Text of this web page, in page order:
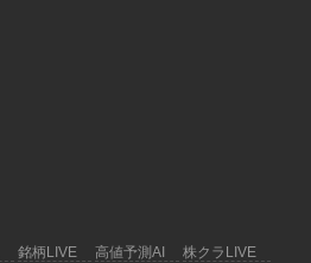
銘柄LIVE 高値予測AI 株クラLIVE